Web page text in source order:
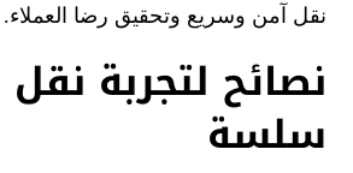
نقل آمن وسريع وتحقيق رضا العملاء.
نصائح لتجربة
سلسة